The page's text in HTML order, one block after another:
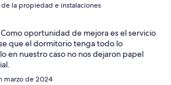
de la propiedad e instalaciones
oportunidad de mejora es el servicio
que el dormitorio tenga todo lo
en nuestro caso no nos dejaron papel
marzo de 2024